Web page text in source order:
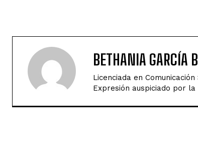
BETHANIA GARCÍA
Licenciada en
Expresión auspiciado por